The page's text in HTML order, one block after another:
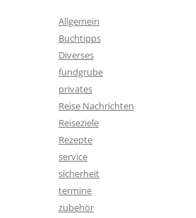
Allgemein
Buchtipps
Diverses
fundgrube
privates
Reise Nachrichten
Reiseziele
Rezepte
service
sicherheit
termine
zubehör